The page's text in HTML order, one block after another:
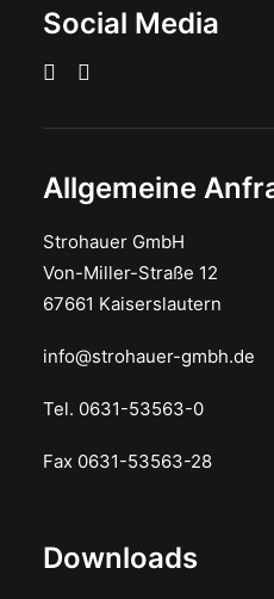
Social Media
Allgemeine
Strohauer GmbH
Von-Miller-Straße 12
67661 Kaiserslautern
info@strohauer-gmbh.de
Tel. 0631-53563-0
Fax 0631-53563-28
Downloads